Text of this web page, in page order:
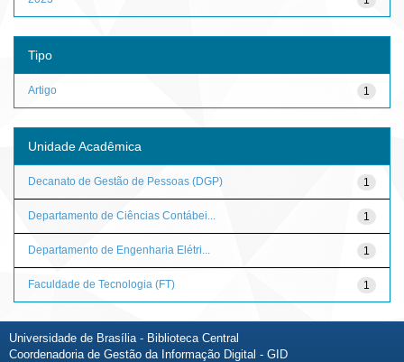
Tipo
1
Artigo
Unidade Acadêmica
1
Decanato de Gestão de Pessoas (DGP)
1
Departamento de Ciências Contábei...
1
Departamento de Engenharia Elétri...
1
Faculdade de Tecnologia (FT)
Universidade de Brasília - Biblioteca Central
Coordenadoria de Gestão da Informação Digital - GID